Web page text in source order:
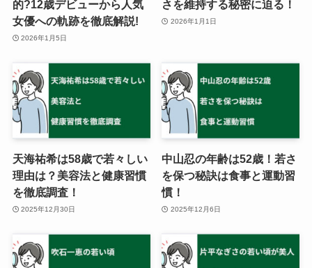
的?12歳デビューから人気
女優への軌跡を徹底解説!
2026年1月5日
さを維持する秘密に迫る！
2026年1月1日
天海祐希は58歳で若々しい
理由は？美容法と健康習慣
を徹底調査！
2025年12月30日
中山忍の年齢は52歳！若さ
を保つ秘訣は食事と運動習
慣！
2025年12月6日